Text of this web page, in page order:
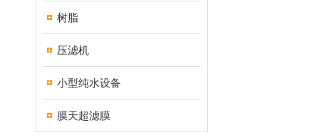
树脂
压滤机
小型纯水设备
膜天超滤膜